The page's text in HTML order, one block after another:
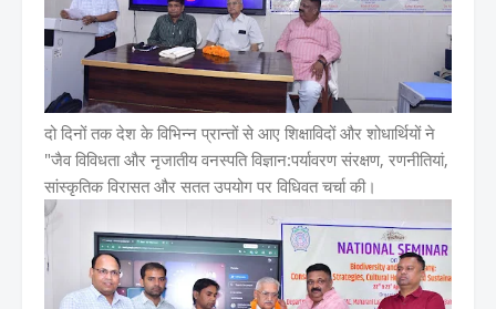
दो दिनों तक देश के विभिन्न प्रान्तों से आए शिक्षाविदों और शोधार्थियों ने
"जैव विविधता और नृजातीय वनस्पति विज्ञान:पर्यावरण संरक्षण, रणनीतियां,
सांस्कृतिक विरासत और सतत उपयोग पर विधिवत चर्चा की।